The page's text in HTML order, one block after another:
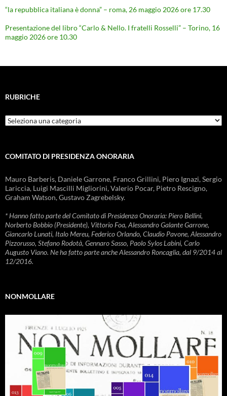
“la repubblica italiana è donna” – roma, 26 maggio 2026 ore 17.30
Presentazione del libro “Carlo & Nello. I fratelli Rosselli” – Torino, 16
maggio 2026 ore 10.30
RUBRICHE
Rubriche
COMITATO DI PRESIDENZA ONORARIA
Mauro Barberis, Daniele Garrone, Franco Grillini, Piero Ignazi, Sergio
Lariccia, Luigi Mascilli Migliorini, Valerio Pocar, Pietro Rescigno,
Graham Watson, Gustavo Zagrebelsky.
* Hanno fatto parte del Comitato di Presidenza Onoraria: Piero Bellini,
Norberto Bobbio (Presidente), Vittorio Foa, Alessandro Galante Garrone,
Giancarlo Lunati, Italo Mereu, Federico Orlando, Claudio Pavone, Alessandro
Pizzorusso, Stefano Rodotà, Gennaro Sasso, Paolo Sylos Labini, Carlo
Augusto Viano. Ne ha fatto parte anche Alessandro Roncaglia, dal 9/2014 al
12/2016.
NONMOLLARE